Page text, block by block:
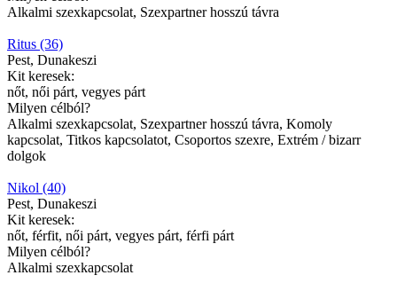
Alkalmi szexkapcsolat, Szexpartner hosszú távra
Ritus (36)
Pest, Dunakeszi
Kit keresek:
nőt, női párt, vegyes párt
Milyen célból?
Alkalmi szexkapcsolat, Szexpartner hosszú távra, Komoly
kapcsolat, Titkos kapcsolatot, Csoportos szexre, Extrém / bizarr
dolgok
Nikol (40)
Pest, Dunakeszi
Kit keresek:
nőt, férfit, női párt, vegyes párt, férfi párt
Milyen célból?
Alkalmi szexkapcsolat